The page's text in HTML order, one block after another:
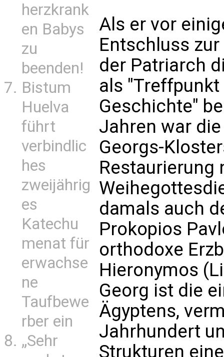
herzkrank
en Babys
zu
beenden!
Bistum
Huelva
führt
verbindlic
hes
zweijährig
es
Katechu
menat für
erwachse
ne
Taufbewe
rber ein
„Sehr
Als er vor
Entschluss
der Patriarch
als
Geschichte"
Jahren war
Georgs-
Restaurierung
damals auch
Prokopios
orthodoxe
Hieronymos
Georg ist die
Ägyptens,
Jahrhundert
Strukturen